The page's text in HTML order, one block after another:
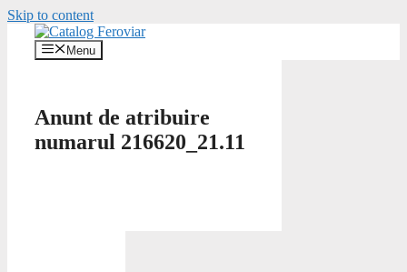
Skip to content
Menu
Anunt de atribuire
numarul 216620_21.11